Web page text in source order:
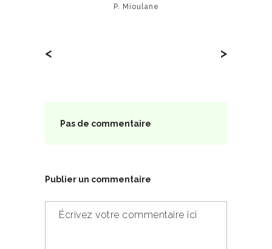
P. Mioulane
< >
Pas de commentaire
Publier un commentaire